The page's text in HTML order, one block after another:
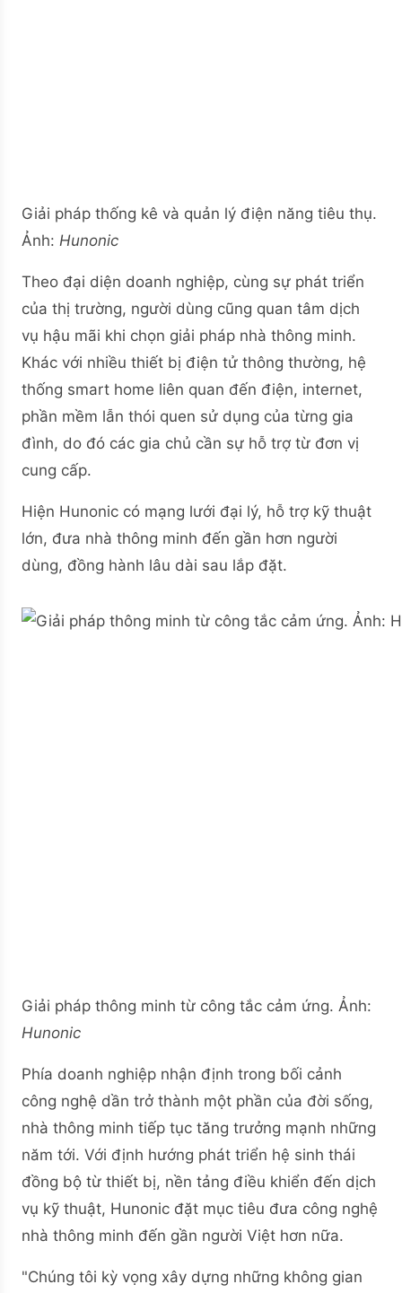
Giải pháp thống kê và quản lý điện năng tiêu thụ.
Ảnh: Hunonic
Theo đại diện doanh nghiệp, cùng sự phát triển
của thị trường, người dùng cũng quan tâm dịch
vụ hậu mãi khi chọn giải pháp nhà thông minh.
Khác với nhiều thiết bị điện tử thông thường, hệ
thống smart home liên quan đến điện, internet,
phần mềm lẫn thói quen sử dụng của từng gia
đình, do đó các gia chủ cần sự hỗ trợ từ đơn vị
cung cấp.
Hiện Hunonic có mạng lưới đại lý, hỗ trợ kỹ thuật
lớn, đưa nhà thông minh đến gần hơn người
dùng, đồng hành lâu dài sau lắp đặt.
Giải pháp thông minh từ công tắc cảm ứng. Ảnh:
Hunonic
Phía doanh nghiệp nhận định trong bối cảnh
công nghệ dần trở thành một phần của đời sống,
nhà thông minh tiếp tục tăng trưởng mạnh những
năm tới. Với định hướng phát triển hệ sinh thái
đồng bộ từ thiết bị, nền tảng điều khiển đến dịch
vụ kỹ thuật, Hunonic đặt mục tiêu đưa công nghệ
nhà thông minh đến gần người Việt hơn nữa.
"Chúng tôi kỳ vọng xây dựng những không gian